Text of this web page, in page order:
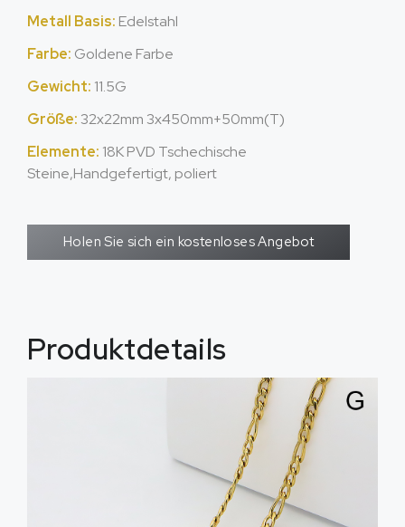
Metall Basis: Edelstahl
Farbe: Goldene Farbe
Gewicht: 11.5G
Größe: 32x22mm 3x450mm+50mm(T)
Elemente: 18K PVD Tschechische
Steine,Handgefertigt, poliert
Holen Sie sich ein kostenloses Angebot
Produktdetails